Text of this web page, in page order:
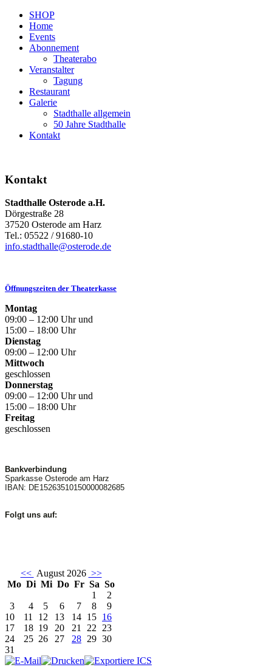
SHOP
Home
Events
Abonnement
Theaterabo
Veranstalter
Tagung
Restaurant
Galerie
Stadthalle allgemein
50 Jahre Stadthalle
Kontakt
Kontakt
Stadthalle Osterode a.H.
Dörgestraße 28
37520 Osterode am Harz
Tel.: 05522 / 91680-10
info.stadthalle@osterode.de
Öffnungszeiten der Theaterkasse
Montag
09:00 – 12:00 Uhr und
15:00 – 18:00 Uhr
Dienstag
09:00 – 12:00 Uhr
Mittwoch
geschlossen
Donnerstag
09:00 – 12:00 Uhr und
15:00 – 18:00 Uhr
Freitag
geschlossen
Bankverbindung
Sparkasse Osterode am Harz
IBAN: DE15263510150000082685
Folgt uns auf:
<< August 2026 >>
Mo Di Mi Do Fr Sa So
1
2
3
4 5 6 7 8
9
10
11 12 13 14 15 16
17
18 19 20 21 22 23
24
25 26 27 28 29 30
31